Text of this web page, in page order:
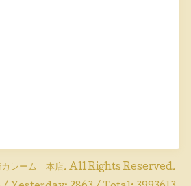
カレーム 本店. All Rights Reserved.